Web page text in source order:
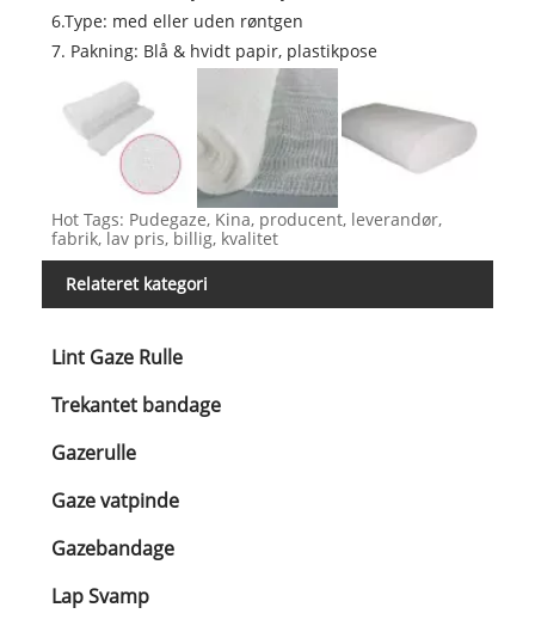
6.Type: med eller uden røntgen
7. Pakning: Blå & hvidt papir, plastikpose
Hot Tags: Pudegaze, Kina, producent, leverandør,
fabrik, lav pris, billig, kvalitet
Relateret kategori
Lint Gaze Rulle
Trekantet bandage
Gazerulle
Gaze vatpinde
Gazebandage
Lap Svamp